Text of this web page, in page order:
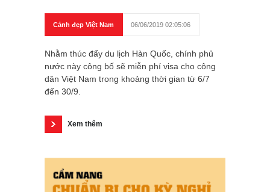
Cảnh đẹp Việt Nam 06/06/2019 02:05:06
Nhằm thúc đẩy du lịch Hàn Quốc, chính phủ
nước này công bố sẽ miễn phí visa cho công
dân Việt Nam trong khoảng thời gian từ 6/7
đến 30/9.
Xem thêm